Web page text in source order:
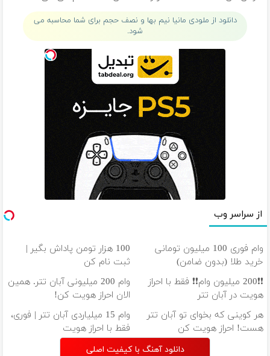
بدون پوچ 💥
دانلود از ملودی مانیا نیم بها و نصف حجم برای شما محاسبه می
شود.
از سراسر وب
وام فوری 100 میلیون تومانی
خرید طلا (بدون ضامن)
100 هزار تومن پاداش بگیر |
ثبت نام کن
❗❗200 میلیون وام❗❗ فقط با احراز
هویت در آبان تتر
وام 200 میلیونی آبان تتر. همین
الان احراز هویت کن!
هر کوینی که بخوای تو آبان تتر
هست! احراز هویت کن
وام 15 میلیاردی آبان تتر | فوری،
فقط با احراز هویت
دانلود آهنگ با کیفیت اصلی